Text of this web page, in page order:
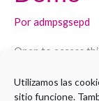
Utilizamos las
sitio funcione.
Poradmpsgsepd
Open to access
–
Algoritmo
Leer más »